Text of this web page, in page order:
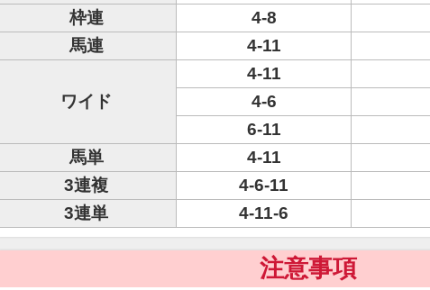
枠連
4-8
馬連
4-11
ワイド
4-11
4-6
6-11
馬単
4-11
3連複
4-6-11
3連単
4-11-6
注意事項